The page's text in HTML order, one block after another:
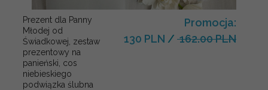
Prezent dla Panny
Młodej od
Świadkowej, zestaw
prezentowy na
panieński, cos
niebieskiego
podwiązka ślubna
Promocja:
130 PLN / 162.00 PLN